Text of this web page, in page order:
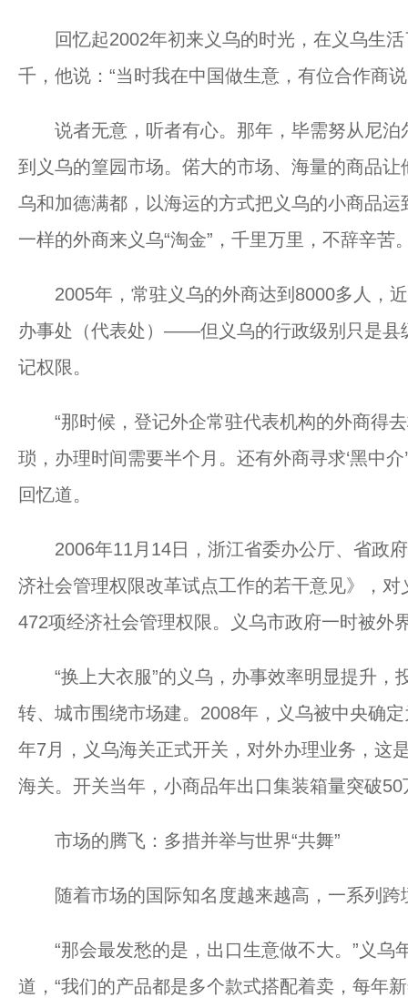
回忆起2002年初来义乌的时光，在义乌生活
千，他说：“当时我在中国做生意，有位合作商
说者无意，听者有心。那年，毕需努从尼泊
到义乌的篁园市场。偌大的市场、海量的商品
乌和加德满都，以海运的方式把义乌的小商品
一样的外商来义乌“淘金”，千里万里，不辞辛苦
2005年，常驻义乌的外商达到8000多人，近
办事处（代表处）——但义乌的行政级别只是县
记权限。
“那时候，登记外企常驻代表机构的外商得去
琐，办理时间需要半个月。还有外商寻求‘黑中
回忆道。
2006年11月14日，浙江省委办公厅、省政府
济社会管理权限改革试点工作的若干意见》，
472项经济社会管理权限。义乌市政府一时被外
“换上大衣服”的义乌，办事效率明显提升，
转、城市围绕市场建。2008年，义乌被中央确
年7月，义乌海关正式开关，对外办理业务，这
海关。开关当年，小商品年出口集装箱量突破50
市场的腾飞：多措并举与世界“共舞”
随着市场的国际知名度越来越高，一系列跨
“那会最发愁的是，出口生意做不大。”义乌
道，“我们的产品都是多个款式搭配着卖，每年